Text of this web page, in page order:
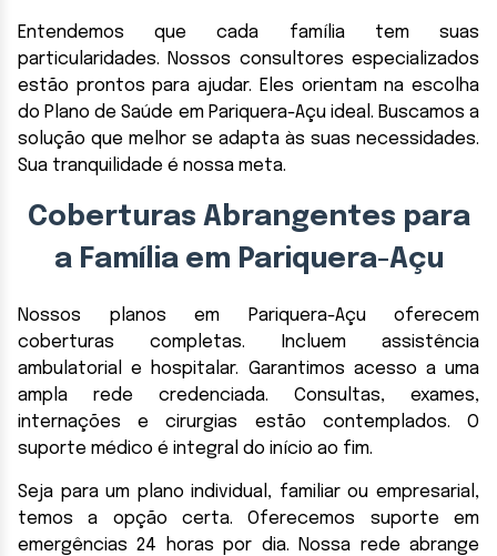
Entendemos que cada família tem suas
particularidades. Nossos consultores especializados
estão prontos para ajudar. Eles orientam na escolha
do Plano de Saúde em Pariquera-Açu ideal. Buscamos a
solução que melhor se adapta às suas necessidades.
Sua tranquilidade é nossa meta.
Coberturas Abrangentes para
a Família em Pariquera-Açu
Nossos planos em Pariquera-Açu oferecem
coberturas completas. Incluem assistência
ambulatorial e hospitalar. Garantimos acesso a uma
ampla rede credenciada. Consultas, exames,
internações e cirurgias estão contemplados. O
suporte médico é integral do início ao fim.
Seja para um plano individual, familiar ou empresarial,
temos a opção certa. Oferecemos suporte em
emergências 24 horas por dia. Nossa rede abrange